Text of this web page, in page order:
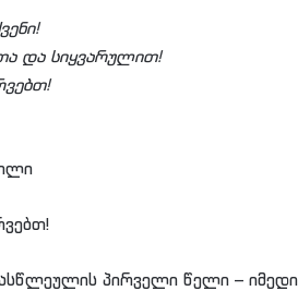
და სიყვარულით!
პირველი წელი –